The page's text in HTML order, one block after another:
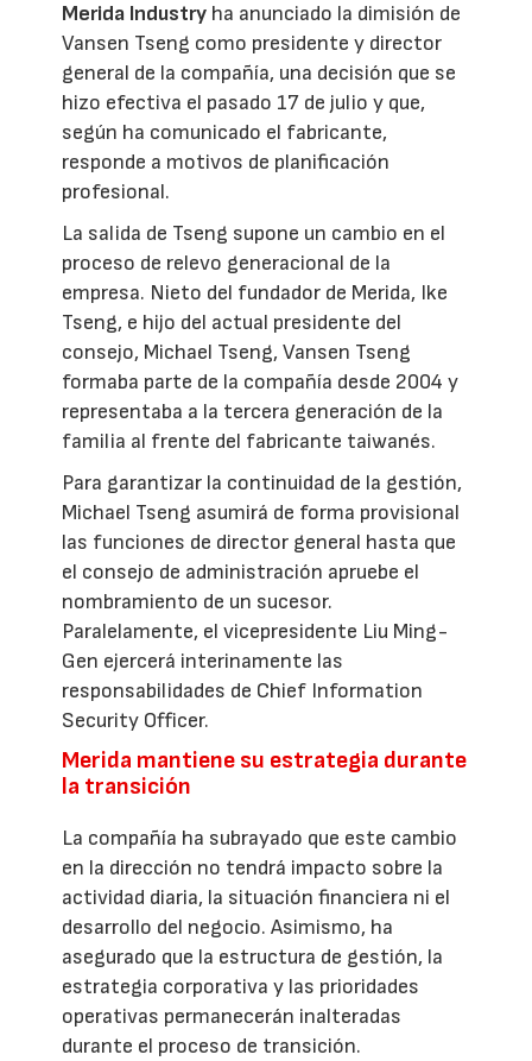
Merida Industry ha anunciado la dimisión de
Vansen Tseng como presidente y director
general de la compañía, una decisión que se
hizo efectiva el pasado 17 de julio y que,
según ha comunicado el fabricante,
responde a motivos de planificación
profesional.
La salida de Tseng supone un cambio en el
proceso de relevo generacional de la
empresa. Nieto del fundador de Merida, Ike
Tseng, e hijo del actual presidente del
consejo, Michael Tseng, Vansen Tseng
formaba parte de la compañía desde 2004 y
representaba a la tercera generación de la
familia al frente del fabricante taiwanés.
Para garantizar la continuidad de la gestión,
Michael Tseng asumirá de forma provisional
las funciones de director general hasta que
el consejo de administración apruebe el
nombramiento de un sucesor.
Paralelamente, el vicepresidente Liu Ming-
Gen ejercerá interinamente las
responsabilidades de Chief Information
Security Officer.
Merida mantiene su estrategia durante
la transición
La compañía ha subrayado que este cambio
en la dirección no tendrá impacto sobre la
actividad diaria, la situación financiera ni el
desarrollo del negocio. Asimismo, ha
asegurado que la estructura de gestión, la
estrategia corporativa y las prioridades
operativas permanecerán inalteradas
durante el proceso de transición.